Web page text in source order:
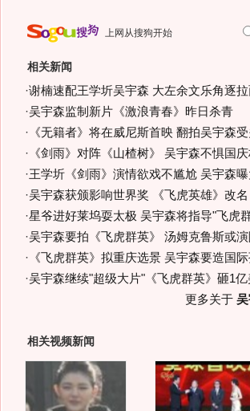
上网从搜狗开始
相关新闻
·谢楠速配王学圻吴宇森 大左余文乐角逐
·吴宇森监制新片《激浪青春》昨日杀青
· 《无籍者》将在威尼斯首映 翻拍吴宇森
· 《剑雨》对阵《山楂树》 吴宇森不惧国
·王学圻《剑雨》演情欲戏不尴尬 吴宇森
·吴宇森获颁影响世界奖 《飞虎英雄》改名
·星爷进好莱坞耍太极 吴宇森将指导"飞虎
·吴宇森要拍《飞虎群英》 汤姆克鲁斯或演
· 《飞虎群英》拟重庆选景 吴宇森要造国
·吴宇森继续"超级大片"《飞虎群英》砸1亿
更多关于
相关视频新闻